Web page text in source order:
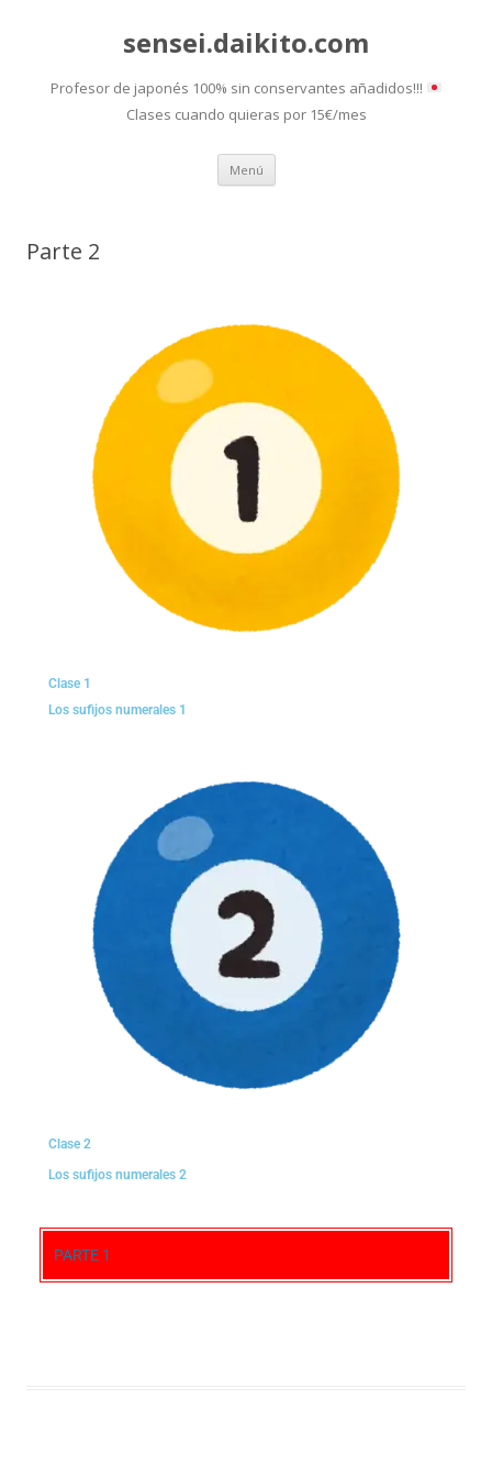
sensei.daikito.com
Profesor de japonés 100% sin conservantes añadidos!!!
Clases cuando quieras por 15€/mes
Menú Saltar
contenido
Parte 2
Clase 1
Los sufijos numerales 1
Clase 2
Los sufijos numerales 2
PARTE 1